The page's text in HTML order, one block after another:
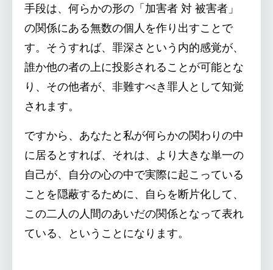
手段は、何らかの形の「加害者 対 被害者」
の関係にある無数の個人を作り出すことで
す。そうすれば、罪深さという内的感覚が、
誰か他の者の上に投影されることが可能とな
り、その他者が、非難すべき罪人として知覚
されます。
ですから、あなたと私が何らかの関わりの中
に居るとすれば、それは、より大きな単一の
自己が、自分の心の中で実際に起こっている
ことを隠蔽するために、自らを断片化して、
この二人の人間のあいだの関係となって表れ
ている、ということになります。